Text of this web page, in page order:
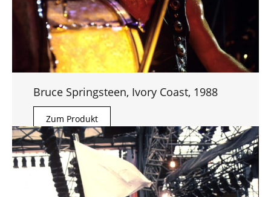
Bruce Springsteen, Ivory Coast, 1988
Zum Produkt